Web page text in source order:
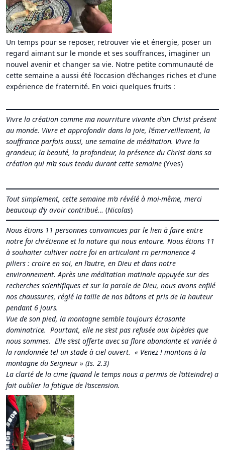
Un temps pour se reposer, retrouver vie et énergie, poser un
regard aimant sur le monde et ses souffrances, imaginer un
nouvel avenir et changer sa vie. Notre petite communauté de
cette semaine a aussi été l’occasion d’échanges riches et d’une
expérience de fraternité. En voici quelques fruits :
Vivre la création comme ma nourriture vivante d’un Christ présent
au monde. Vivre et approfondir dans la joie, l’émerveillement, la
souffrance parfois aussi, une semaine de méditation. Vivre la
grandeur, la beauté, la profondeur, la présence du Christ dans sa
création qui m’a sous tendu durant cette semaine (Yves)
Tout simplement, cette semaine m’a révélé à moi-même, merci
beaucoup d’y avoir contribué… (Nicolas)
Nous étions 11 personnes convaincues par le lien à faire entre
notre foi chrétienne et la nature qui nous entoure. Nous étions 11
à souhaiter cultiver notre foi en articulant rn permanence 4
piliers : croire en soi, en l’autre, en Dieu et dans notre
environnement. Après une méditation matinale appuyée sur des
recherches scientifiques et sur la parole de Dieu, nous avons enfilé
nos chaussures, réglé la taille de nos bâtons et pris de la hauteur
pendant 6 jours.
Vue de son pied, la montagne semble toujours écrasante
dominatrice. Pourtant, elle ne s’est pas refusée aux bipèdes que
nous sommes. Elle s’est offerte avec sa flore abondante et variée à
la randonnée tel un stade à ciel ouvert. « Venez ! montons à la
montagne du Seigneur » (Is. 2.3)
La clarté de la cime (quand le temps nous a permis de l’atteindre) a
fait oublier la fatigue de l’ascension.